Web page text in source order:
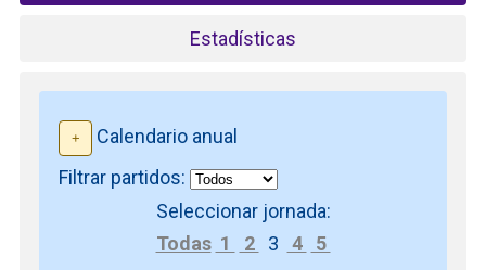
Estadísticas
Calendario anual
Filtrar partidos:
Seleccionar jornada:
Todas 1 2 3 4 5